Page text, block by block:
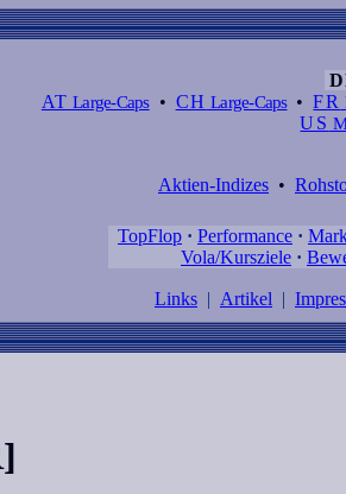
AT Large-Caps• CH Large-Caps•FR
US
Aktien-Indizes •
TopFlop · Performance ·
Vola/Kursziele ·
Links | Artikel |